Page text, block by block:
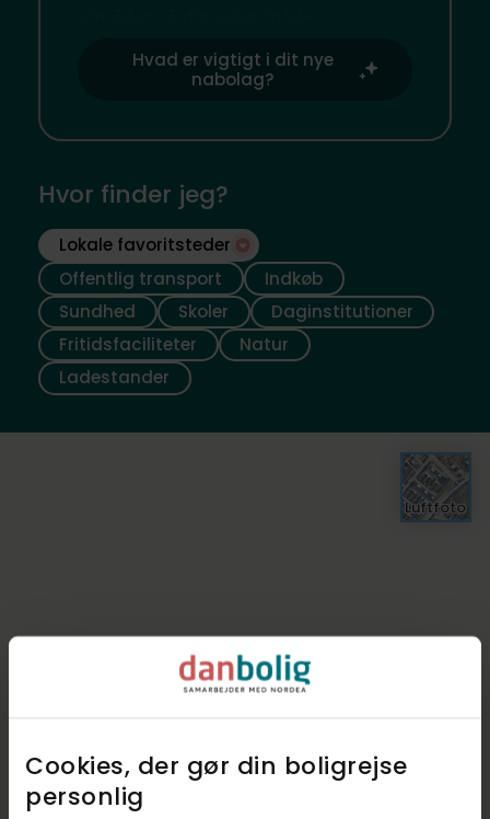
Cookies, der gør din boligrejse
personlig​
Hvad er vigtigt i dit nye
nabolag?
Hvor finder jeg?
Lokale favoritsteder
Offentlig transport
Indkøb
Sundhed
Skoler
Daginstitutioner
Fritidsfaciliteter
Natur
Ladestander
Luftfoto